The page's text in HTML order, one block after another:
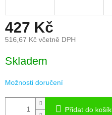
427 Kč
516,67 Kč včetně DPH
cena:
Skladem
Možnosti doručení
Přidat do